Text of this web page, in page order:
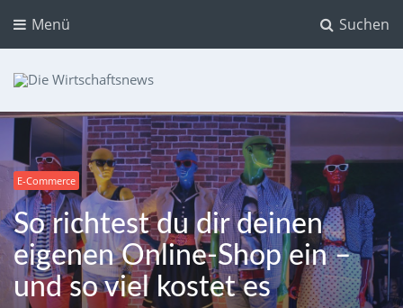
Suchen
Menü
Dein Ratgeber für Aktien und Kryptowährungen
E-Commerce
So richtest du dir deinen
eigenen Online-Shop ein –
und so viel kostet es